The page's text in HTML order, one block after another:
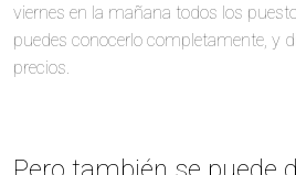
viernes en la mañana todos los
puedes conocerlo completamente, y
precios.